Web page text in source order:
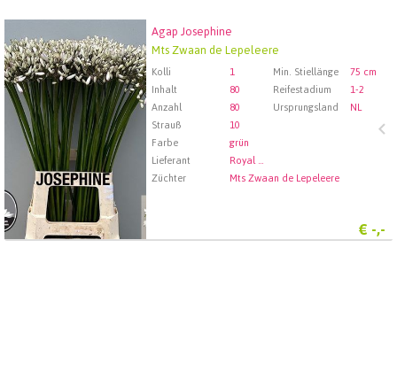
Agap Josephine
Mts Zwaan de Lepeleere
Kolli 1 Min. Stiellänge
75 cm
Inhalt
80 Reifestadium
1-2
Anzahl
80 Ursprungsland
NL
Strauß
10
Farbe
grün
Lieferant
Royal FloraHolland Aalsmeer
Züchter
Mts Zwaan de Lepeleere
€ -,-
Agap Josephine
Wählen Sie zuerst ein Abfartdatum.